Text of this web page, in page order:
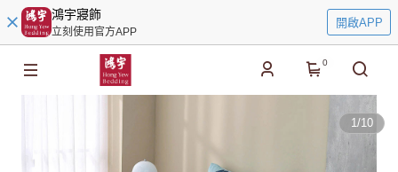
鴻宇寢飾
立刻使用官方APP
開啟APP
0
1/10